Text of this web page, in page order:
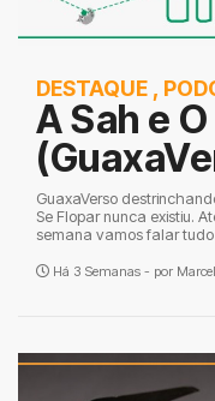
DESTAQUE ,
A Sah e
GuaxaVerso
Se Flopar nunca existiu.
semana vamos falar tudo
Há 3 Semanas - por